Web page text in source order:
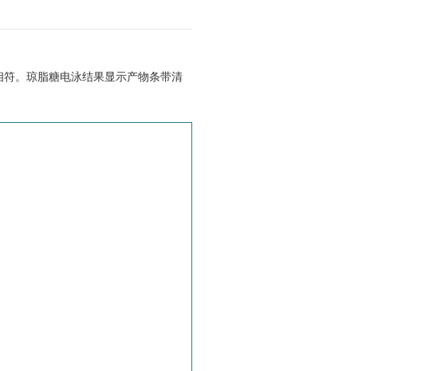
符。琼脂糖电泳结果显示产物条带清